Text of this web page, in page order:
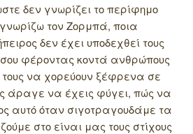
δεν γνωρίζει το περίφημο
τον Ζορμπά, ποια
δεν έχει υποδεχθεί τους
σου φέροντας κοντά ανθρώπους
να χορεύουν ξέφρενα σε
άραγε να έχεις φύγει, πώς να
αυτό όταν σιγοτραγουδάμε τα
στο είναι μας τους στίχους